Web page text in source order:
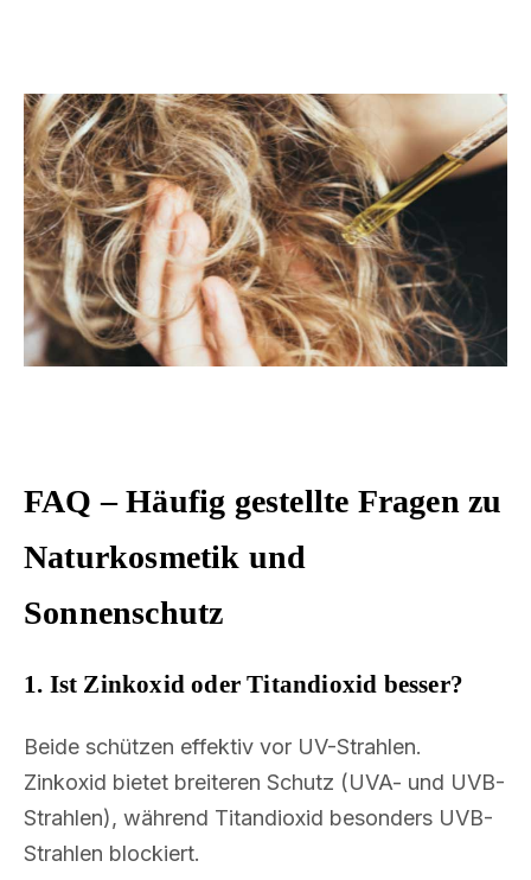
FAQ – Häufig gestellte Fragen zu
Naturkosmetik und
Sonnenschutz
1. Ist Zinkoxid oder Titandioxid besser?
Beide schützen effektiv vor UV-Strahlen.
Zinkoxid bietet breiteren Schutz (UVA- und UVB-
Strahlen), während Titandioxid besonders UVB-
Strahlen blockiert.